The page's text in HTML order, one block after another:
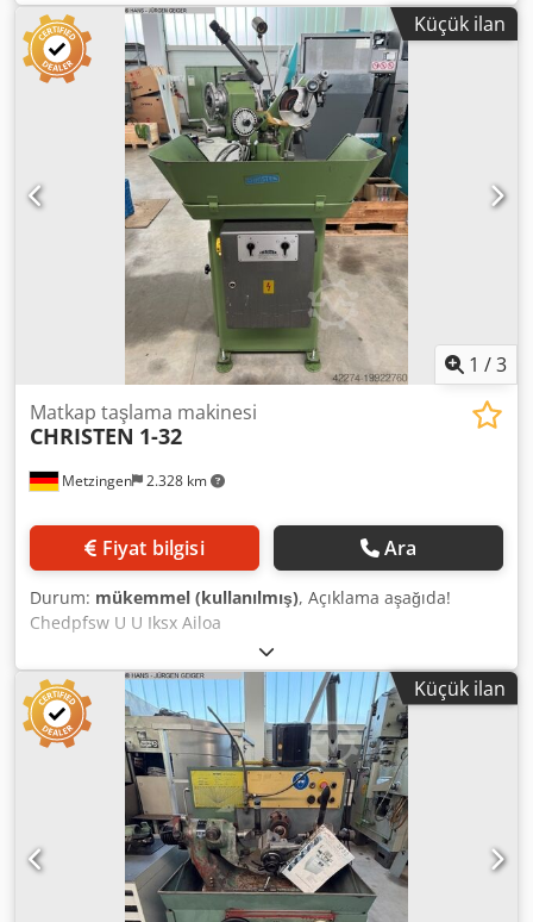
2012 Boyutlar: 460 × 600 × 1260 mm Matkap çapı: 3–50
mm; Uç açısı: 90°–140° Dahil: Koruyucu kapak, toz emme
sistemi Chedpsx Dbltjfx Ailsa
Küçük ilan
1 /3
Metzingen 2.328 km
Matkap taşlama makinesi
CHRISTEN 1-32
Fiyat bilgisi Ara
Durum: mükemmel (kullanılmış), Açıklama aşağıda!
Chedpfsw U U Iksx Ailoa
Küçük ilan